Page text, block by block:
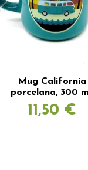
Mug California
porcelana, 300
11,50 €